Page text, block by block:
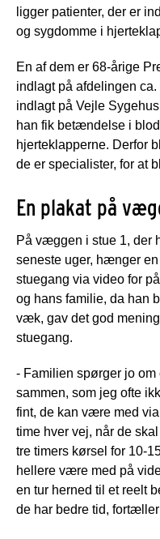
ligger patienter, der er
og sygdomme i
En af dem er 68-årige
indlagt på afdelingen
indlagt på Vejle
han fik betændelse i
hjerteklapperne. Derfor
de er specialister, for at
En plakat på
På væggen i stue 1, der
seneste uger, hænger
stuegang via video for
og hans familie, da han
væk, gav det god
stuegang.
- Familien spørger jo
sammen, som jeg ofte
fint, de kan være med
time hver vej, når de
tre timers kørsel for 10-
hellere være med på
en tur herned til et reelt
de har bedre tid,